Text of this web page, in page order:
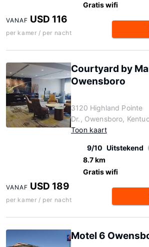
Gratis wifi
VANAF USD 116
per kamer / per nacht
Courtyard by
Owensboro
3120 Highland Pointe
Dr., Owensboro,
Toon kaart
9/10 Uitstekend
8.7 km
Gratis wifi
VANAF USD 189
per kamer / per nacht
Motel 6